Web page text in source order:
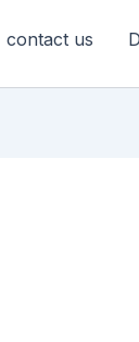
contact us